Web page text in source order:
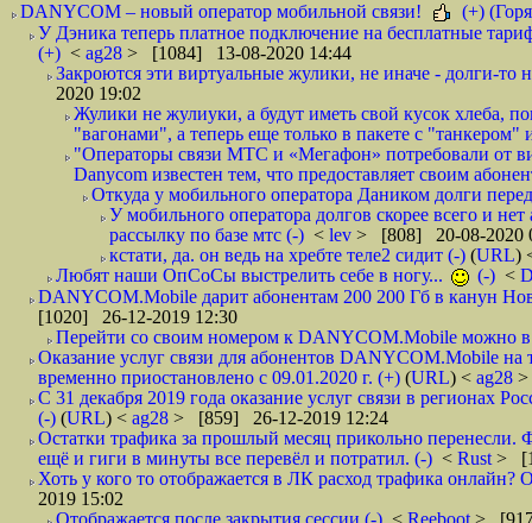
DANYCOM – новый оператор мобильной связи!
(+)
У Дэника теперь платное подключение на бесплатные
(+) < ag28 > [1084] 13-08-2020 14:44
Закроются эти виртуальные жулики, не иначе - долги-то
2020 19:02
Жулики не жулиуки, а будут иметь свой кусок хлеба,
"вагонами", а теперь еще только в пакете с
"Операторы связи МТС и «Мегафон» потребовали от
Danycom известен тем, что предоставляет своим
Откуда у мобильного оператора Даником долги
У мобильного оператора долгов скорее всего и
рассылку по базе мтс (-) < lev > [808] 20-08-2020
кстати, да. он ведь на хребте теле2 сидит (-) (URL)
Любят наши ОпСоСы выстрелить себе в ногу...
(-) <
DANYCOM.Mobile дарит абонентам 200 200 Гб в канун
[1020] 26-12-2019 12:30
Перейти со своим номером к DANYCOM.Mobile можно в
Оказание услуг связи для абонентов DANYCOM.Mobile
временно приостановлено с 09.01.2020 г. (+) (URL) < ag28 >
С 31 декабря 2019 года оказание услуг связи в регионах
(-) (URL) < ag28 > [859] 26-12-2019 12:24
Остатки трафика за прошлый месяц прикольно
ещё и гиги в минуты все перевёл и потратил. (-) < Rust >
Хоть у кого то отображается в ЛК расход трафика
2019 15:02
Отображается после закрытия сессии (-) < Reeboot >